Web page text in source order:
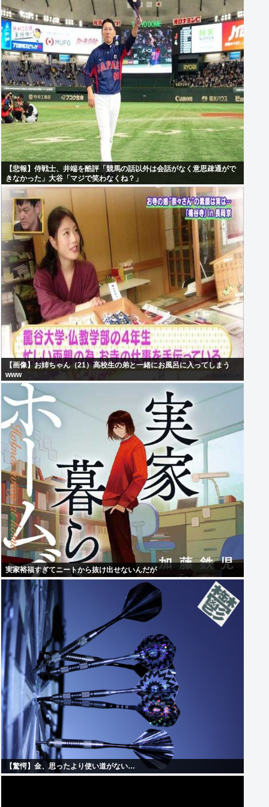
【悲報】侍戦士、井端を酷評「競馬の話以外は会話がなく意思疎通がで
きなかった」大谷「マジで笑わなくね？」
【画像】お姉ちゃん（21）高校生の弟と一緒にお風呂に入ってしまう
www
実家裕福すぎてニートから抜け出せないんだが
【驚愕】金、思ったより使い道がない…